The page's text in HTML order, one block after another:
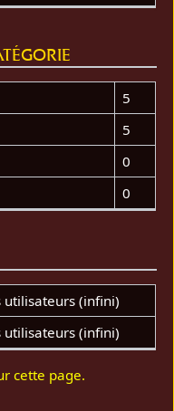
5
5
0
0
utilisateurs (infini)
utilisateurs (infini)
cette page.